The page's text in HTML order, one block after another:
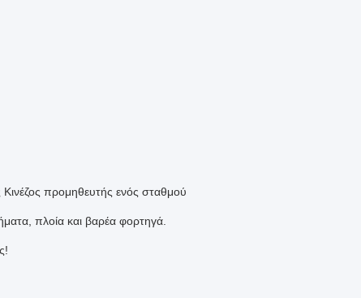
προμηθευτής ενός σταθμού
πλοία και βαρέα φορτηγά.